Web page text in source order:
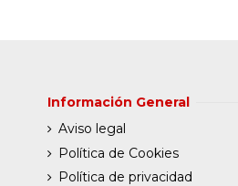
Información General
Aviso legal
Política de Cookies
Política de privacidad